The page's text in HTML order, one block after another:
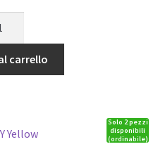
è:
7,65€.
carrello
Solo 2 pezzi
disponibili
(ordinabile)